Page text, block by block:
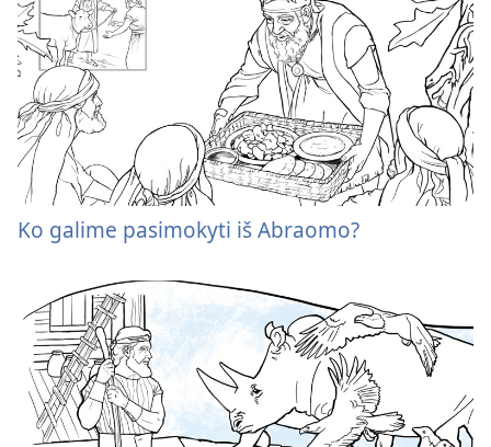
Ko galime pasimokyti iš Abraomo?